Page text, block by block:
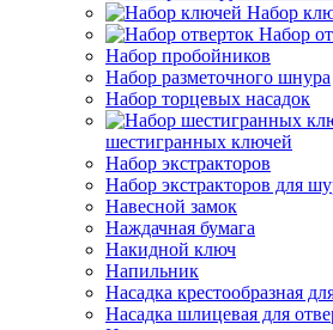
Набор
Набор
Набор пробойников
Набор разметочного шнура
Набор торцевых насадок
шестигранных ключей
Набор экстракторов
Набор экстракторов для
Навесной замок
Наждачная бумага
Накидной ключ
Напильник
Насадка крестообразная
Насадка шлицевая для